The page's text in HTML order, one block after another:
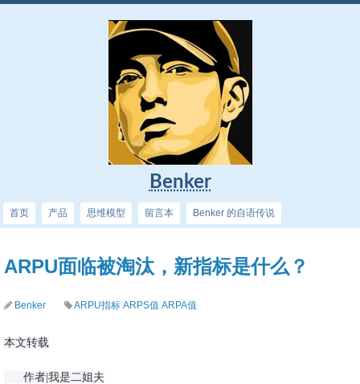
Benker
首页 产品 思维模型 留言本 Benker 的自语传说
ARPU面临被淘汰，新指标是什么？
Benker ARPU指标 ARPS值 ARPA值
本文转载
作者|我是二姐夫